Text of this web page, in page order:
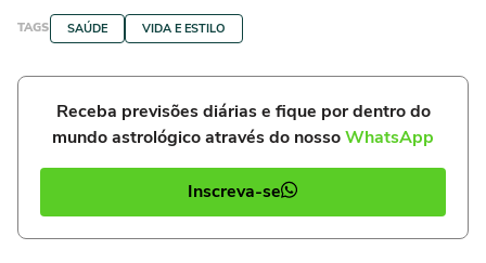
TAGS SAÚDE VIDA E ESTILO
Receba previsões diárias e fique por dentro do
mundo astrológico através do nossoWhatsApp
Inscreva-se